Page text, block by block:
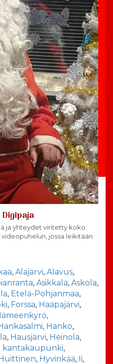
ja yhteydet viritetty koko
jossa leikitään
, Alajärvi, Alavus,
, Asikkala, Askola,
, Etelä-Pohjanmaa,
, Forssa, Haapajärvi,
,
, Hanko,
, Hausjärvi, Heinola,
kantakaupunki,
, Hyvinkää, Ii,